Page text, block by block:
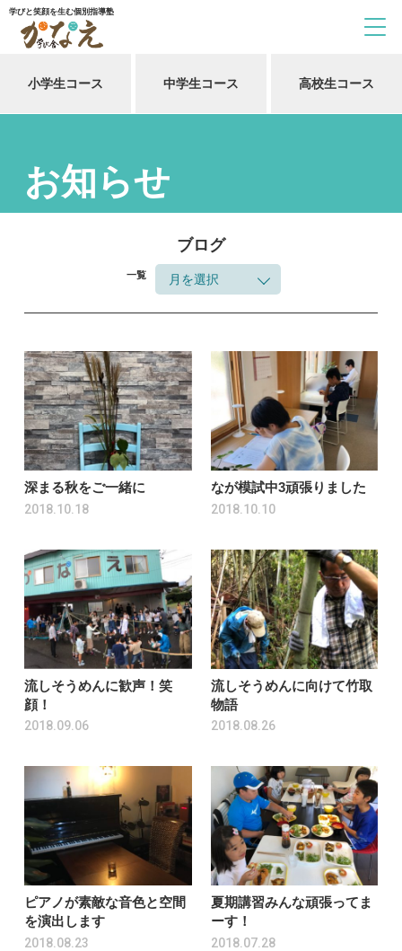
学びと笑顔を生む個別指導塾
小学生コース 中学生コース 高校生コース
お知らせ
ブログ
一覧
深まる秋をご一緒に
2018.10.18
なが模試中3頑張りました
2018.10.10
流しそうめんに歓声！笑
顔！
2018.09.06
流しそうめんに向けて竹取
物語
2018.08.26
ピアノが素敵な音色と空間
を演出します
2018.08.23
夏期講習みんな頑張ってま
ーす！
2018.07.28